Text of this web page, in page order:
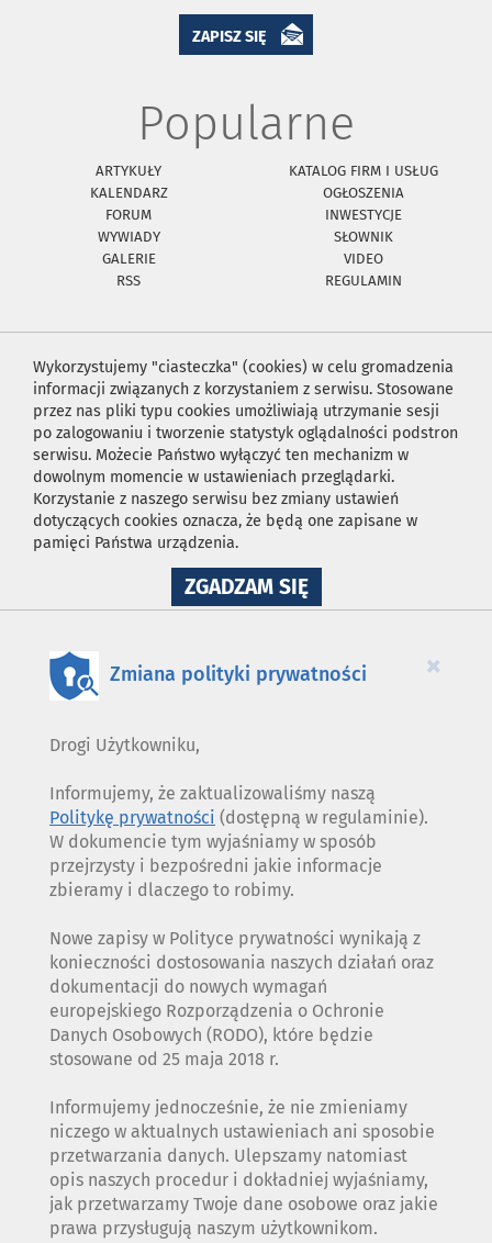
ZAPISZ SIĘ
Popularne
ARTYKUŁY
KATALOG FIRM I USŁUG
KALENDARZ
OGŁOSZENIA
FORUM
INWESTYCJE
WYWIADY
SŁOWNIK
GALERIE
VIDEO
RSS
REGULAMIN
Wykorzystujemy "ciasteczka" (cookies) w celu gromadzenia
informacji związanych z korzystaniem z serwisu. Stosowane
przez nas pliki typu cookies umożliwiają utrzymanie sesji
po zalogowaniu i tworzenie statystyk oglądalności podstron
serwisu. Możecie Państwo wyłączyć ten mechanizm w
dowolnym momencie w ustawieniach przeglądarki.
Korzystanie z naszego serwisu bez zmiany ustawień
dotyczących cookies oznacza, że będą one zapisane w
pamięci Państwa urządzenia.
ZGADZAM SIĘNA
WYKORZYSTANIE
×
Zmiana polityki prywatności
Drogi Użytkowniku,
Informujemy, że zaktualizowaliśmy naszą
Politykę prywatności (dostępną w regulaminie).
W dokumencie tym wyjaśniamy w sposób
przejrzysty i bezpośredni jakie informacje
zbieramy i dlaczego to robimy.
Nowe zapisy w Polityce prywatności wynikają z
konieczności dostosowania naszych działań oraz
dokumentacji do nowych wymagań
europejskiego Rozporządzenia o Ochronie
Danych Osobowych (RODO), które będzie
stosowane od 25 maja 2018 r.
Informujemy jednocześnie, że nie zmieniamy
niczego w aktualnych ustawieniach ani sposobie
przetwarzania danych. Ulepszamy natomiast
opis naszych procedur i dokładniej wyjaśniamy,
jak przetwarzamy Twoje dane osobowe oraz jakie
prawa przysługują naszym użytkownikom.